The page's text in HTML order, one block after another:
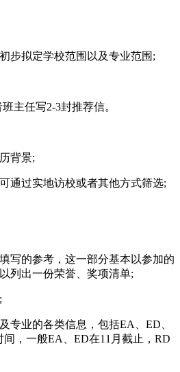
拟定学校范围以及专业范围;
任写2-3封推荐信。
背景;
过实地访校或者其他方式筛选;
的参考，这一部分基本以参加的
列出一份荣誉、奖项清单;
业的各类信息，包括EA、ED、
，一般EA、ED在11月截止，RD